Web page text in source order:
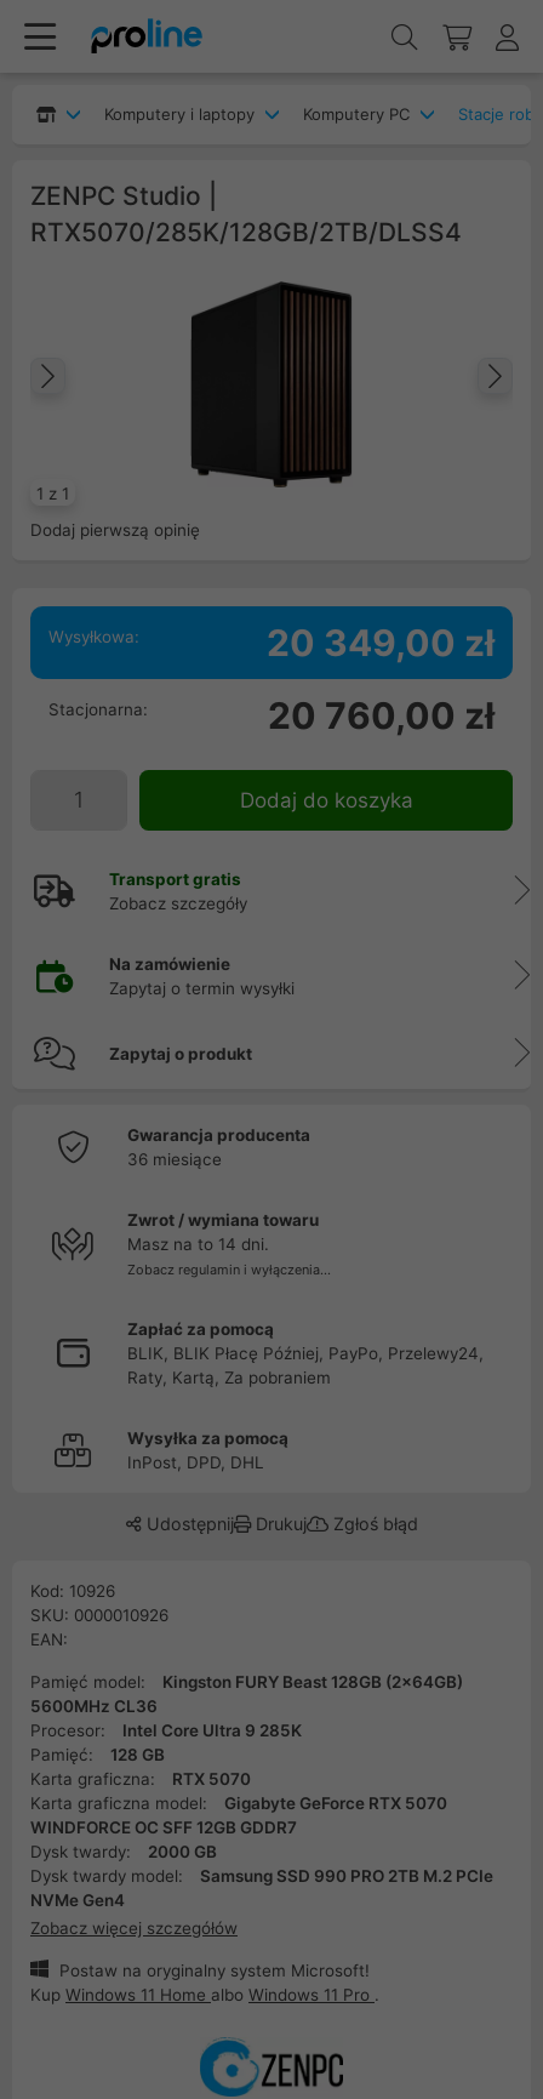
Komputery i laptopy Komputery PC Stacje
ZENPC Studio |
RTX5070/285K/128GB/2TB/DLSS4
1 z 1
Dodaj pierwszą opinię
Wysyłkowa: 20 349,00 zł
Stacjonarna: 20 760,00 zł
Dodaj do koszyka
Transport gratis
Zobacz szczegóły
Na zamówienie
Zapytaj o termin wysyłki
Zapytaj o produkt
Gwarancja producenta
36 miesiące
Zwrot / wymiana towaru
Masz na to 14 dni.
Zobacz regulamin i wyłączenia...
Zapłać za pomocą
BLIK, BLIK Płacę Później, PayPo, Przelewy24,
Raty, Kartą, Za pobraniem
Wysyłka za pomocą
InPost, DPD, DHL
Udostępnij Drukuj Zgłoś błąd
Kod: 10926
SKU: 0000010926
EAN:
Pamięć model:
Kingston FURY Beast 128GB (2x64GB)
5600MHz CL36
Procesor:
Intel Core Ultra 9 285K
Pamięć:
128 GB
Karta graficzna:
RTX 5070
Karta graficzna model:
Gigabyte GeForce RTX 5070
WINDFORCE OC SFF 12GB GDDR7
Dysk twardy:
2000 GB
Dysk twardy model:
Samsung SSD 990 PRO 2TB M.2 PCIe
NVMe Gen4
Zobacz więcej szczegółów
Postaw na oryginalny system Microsoft!
Kup Windows 11 Home albo Windows 11 Pro .